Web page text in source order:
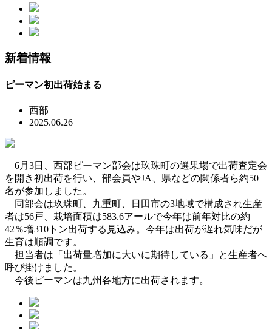
新着情報
ピーマン初出荷始まる
西部
2025.06.26
6月3日、西部ピーマン部会は玖珠町の選果場で出荷査定会
を開き初出荷を行い、部会員やJA、県などの関係者ら約50
名が参加しました。
同部会は玖珠町、九重町、日田市の3地域で構成され生産
者は56戸、栽培面積は583.6アールで今年は前年対比の約
42％増310トン出荷する見込み。今年は出荷が遅れ気味だが
生育は順調です。
担当者は「出荷量増加に大いに期待している」と生産者へ
呼び掛けました。
今後ピーマンは九州各地方に出荷されます。